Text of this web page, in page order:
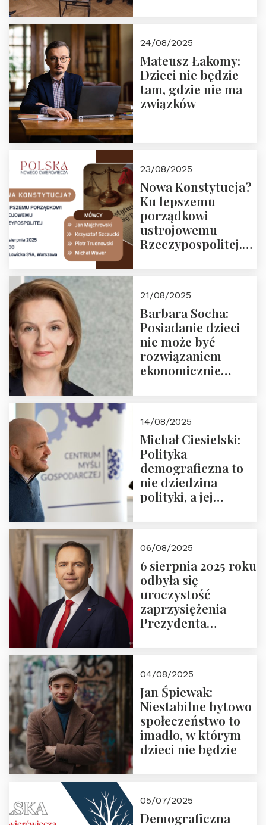
24/08/2025
Mateusz Łakomy:
Dzieci nie będzie
tam, gdzie nie ma
związków
23/08/2025
Nowa Konstytucja?
Ku lepszemu
porządkowi
ustrojowemu
Rzeczypospolitej.
Nowego
Ćwierćwiecza”
21/08/2025
Barbara Socha:
Posiadanie dzieci
nie może być
rozwiązaniem
ekonomicznie
14/08/2025
Michał Ciesielski:
Polityka
demograficzna to
nie dziedzina
polityki, a jej
06/08/2025
6 sierpnia 2025 roku
odbyła się
uroczystość
zaprzysiężenia
Prezydenta
Nawrockiego
04/08/2025
Jan Śpiewak:
Niestabilne bytowo
społeczeństwo to
imadło, w którym
dzieci nie będzie
05/07/2025
Demograficzna